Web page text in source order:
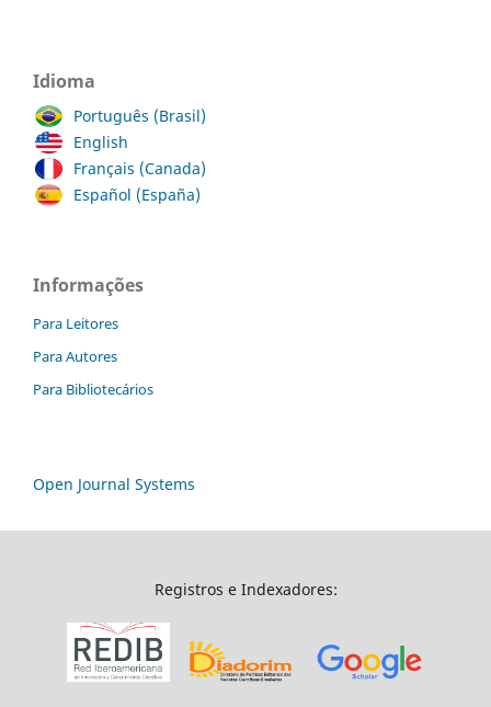
Idioma
Português (Brasil)
English
Français (Canada)
Español (España)
Informações
Para Leitores
Para Autores
Para Bibliotecários
Open Journal Systems
Registros e Indexadores: